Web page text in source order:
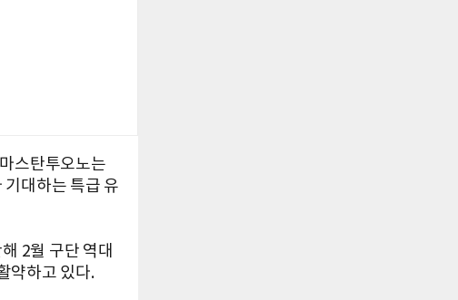
스탄투오노는
대하는 특급 유
2월 구단 역대
약하고 있다.